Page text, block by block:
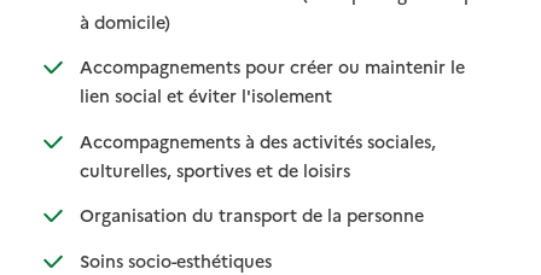
à domicile): disponible
: non disponible
Accompagnements pour créer ou maintenir le
lien social et éviter l'isolement: disponible
: non disponible
Accompagnements à des activités sociales,
culturelles, sportives et de loisirs: disponible
: non disponible
Organisation du transport de la personne: disponible
: non disponible
Soins socio-esthétiques: disponible
: non disponible